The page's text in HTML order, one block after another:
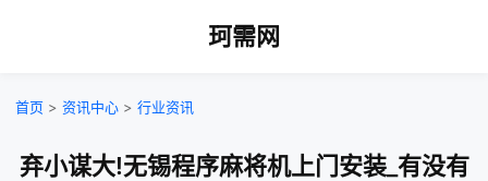
珂需网
首页 > 资讯中心 > 行业资讯
弃小谋大!无锡程序麻将机上门安装_有没有